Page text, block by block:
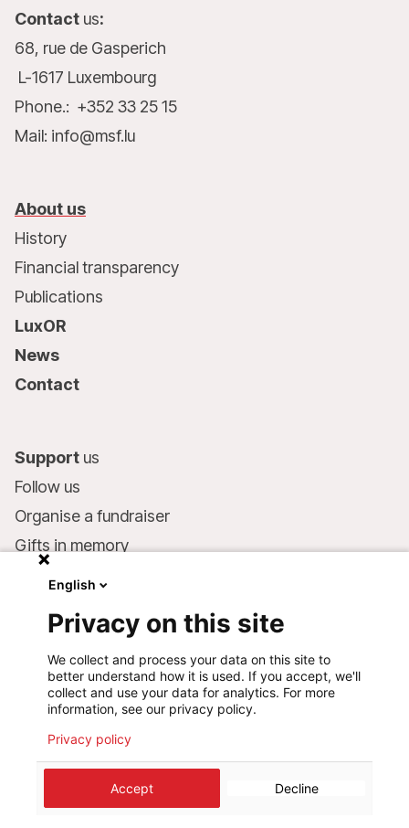
Contact us:
68, rue de Gasperich
L-1617 Luxembourg
Phone.: +352 33 25 15
Mail: info@msf.lu
About us
History
Financial transparency
Publications
LuxOR
News
Contact
Support us
Follow us
Organise a fundraiser
Gifts in memory
Make a donation
Bank account:
LU75 1111 0000 4848 0000
Behavioural Commitments
Médecins Sans Frontières Luxembourg
English
Privacy on this site
We collect and process your data on this site to
better understand how it is used. If you accept, we'll
collect and use your data for analytics. For more
information, see our privacy policy.
Privacy policy
Accept Decline